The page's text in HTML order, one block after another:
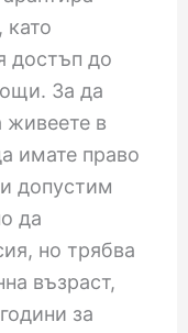
достъп до
За да
живеете в
имате право
допустим
да
но трябва
възраст,
за